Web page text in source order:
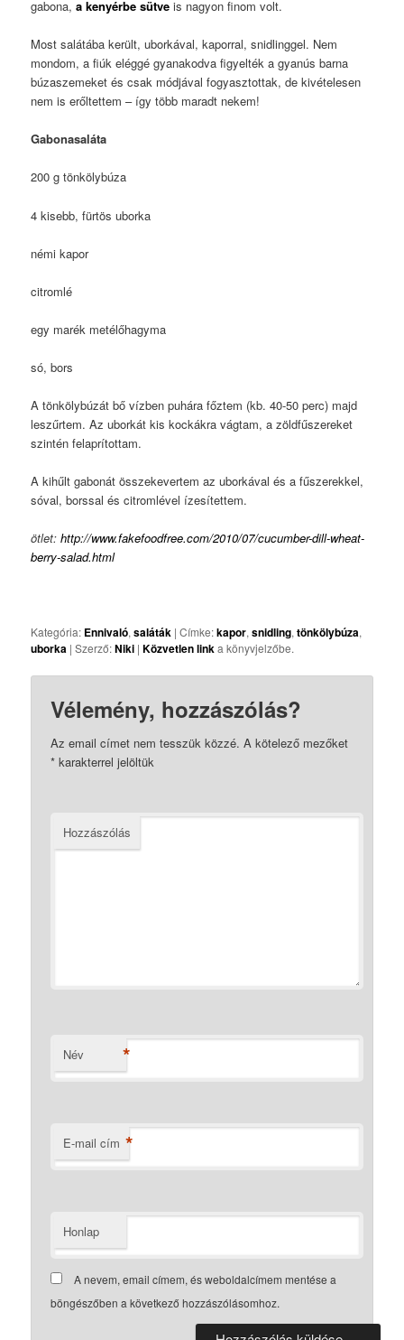
gabona,a kenyérbe sütve is nagyon finom volt.
Most salátába került, uborkával, kaporral, snidlinggel. Nem
mondom, a fiúk eléggé gyanakodva figyelték a gyanús barna
búzaszemeket és csak módjával fogyasztottak, de kivételesen
nem is erőltettem – így több maradt nekem!
Gabonasaláta
200 g tönkölybúza
4 kisebb, fürtös uborka
némi kapor
citromlé
egy marék metélőhagyma
só, bors
A tönkölybúzát bő vízben puhára főztem (kb. 40-50 perc) majd
leszűrtem. Az uborkát kis kockákra vágtam, a zöldfűszereket
szintén felaprítottam.
A kihűlt gabonát összekevertem az uborkával és a fűszerekkel,
sóval, borssal és citromlével ízesítettem.
ötlet:http://www.fakefoodfree.com/2010/07/cucumber-dill-wheat-
berry-salad.html
Kategória: Ennivaló,saláták | Címke:kapor,snidling,tönkölybúza,
uborka | Szerző:Niki |Közvetlen linka könyvjelzőbe.
Vélemény, hozzászólás?
Az email címet nem tesszük közzé. A kötelező mezőket
* karakterrel jelöltük
Hozzászólás
Név *
E-mail cím *
Honlap
A nevem, email címem, és weboldalcímem mentése a
böngészőben a következő hozzászólásomhoz.